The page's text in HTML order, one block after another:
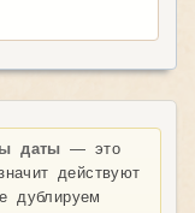
даты — это
действуют
дублируем